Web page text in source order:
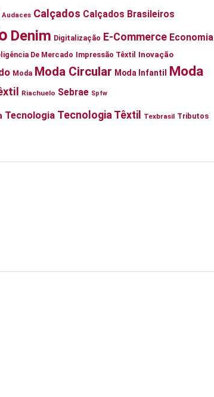
Audaces Calçados Calçados Brasileiros
Denim Digitalização E-Commerce Economia
De Mercado Impressão Têxtil Inovação
Moda Moda Circular Moda Infantil
Moda
Riachuelo Sebrae Spfw
Tecnologia Tecnologia Têxtil Texbrasil Tributos